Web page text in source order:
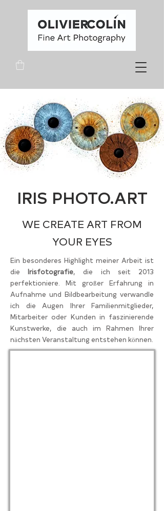
IRIS PHOTO.ART
WE CREATE ART FROM
YOUR EYES
​Ein besonderes Highlight meiner Arbeit ist
dieIrisfotografie, die ich seit 2013
perfektioniere. Mit großer Erfahrung in
Aufnahme und Bildbearbeitung verwandle
ich die Augen Ihrer Familienmitglieder,
Mitarbeiter oder Kunden in faszinierende
Kunstwerke, die auch im Rahmen Ihrer
nächsten Veranstaltung entstehen können.